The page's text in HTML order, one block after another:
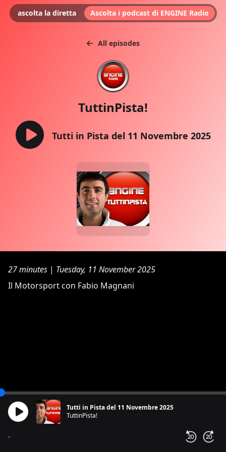
ascolta la diretta Ascolta i podcast di ENGINE Radio
All episodes
TuttinPista!
Tutti in Pista del 11 Novembre 2025
27 minutes | Tuesday, 11 November 2025
Il Motorsport con Fabio Magnani
Tutti in Pista del 11 Novembre 2025
TuttinPista!
-